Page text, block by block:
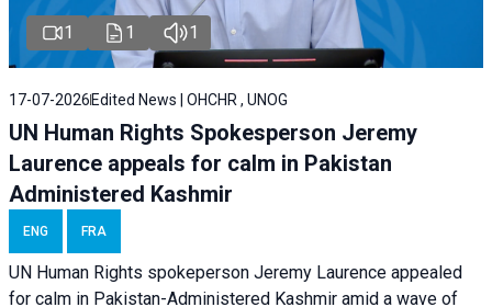
1 1 1
17-07-2026 Edited News | OHCHR , UNOG
UN Human Rights Spokesperson Jeremy
Laurence appeals for calm in Pakistan
Administered Kashmir
ENG FRA
UN Human Rights spokeperson Jeremy Laurence appealed
for calm in Pakistan-Administered Kashmir amid a wave of